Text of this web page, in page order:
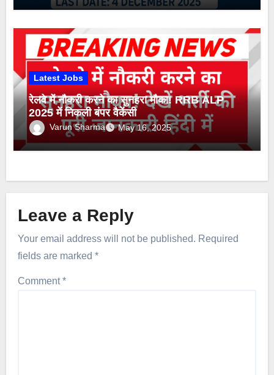
Latest Jobs
रेलवे में नौकरी करने का सुनहरा मौका! RRB ALP
2025 में निकली बंपर वैकेंसी
Varun Sharma May 16, 2025
Leave a Reply
Your email address will not be published. Required
fields are marked *
Comment*